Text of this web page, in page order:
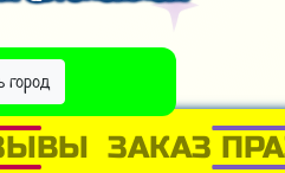
город
ЗАКАЗ